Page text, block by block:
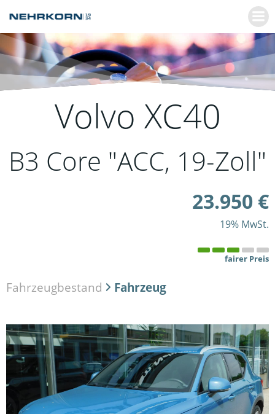
springen
Volvo XC40
B3 Core "ACC, 19-Zoll"
23.950 €
19% MwSt.
fairer Preis
Fahrzeugbestand Fahrzeug